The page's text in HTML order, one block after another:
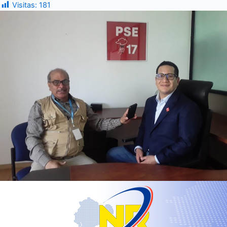
Visitas: 181